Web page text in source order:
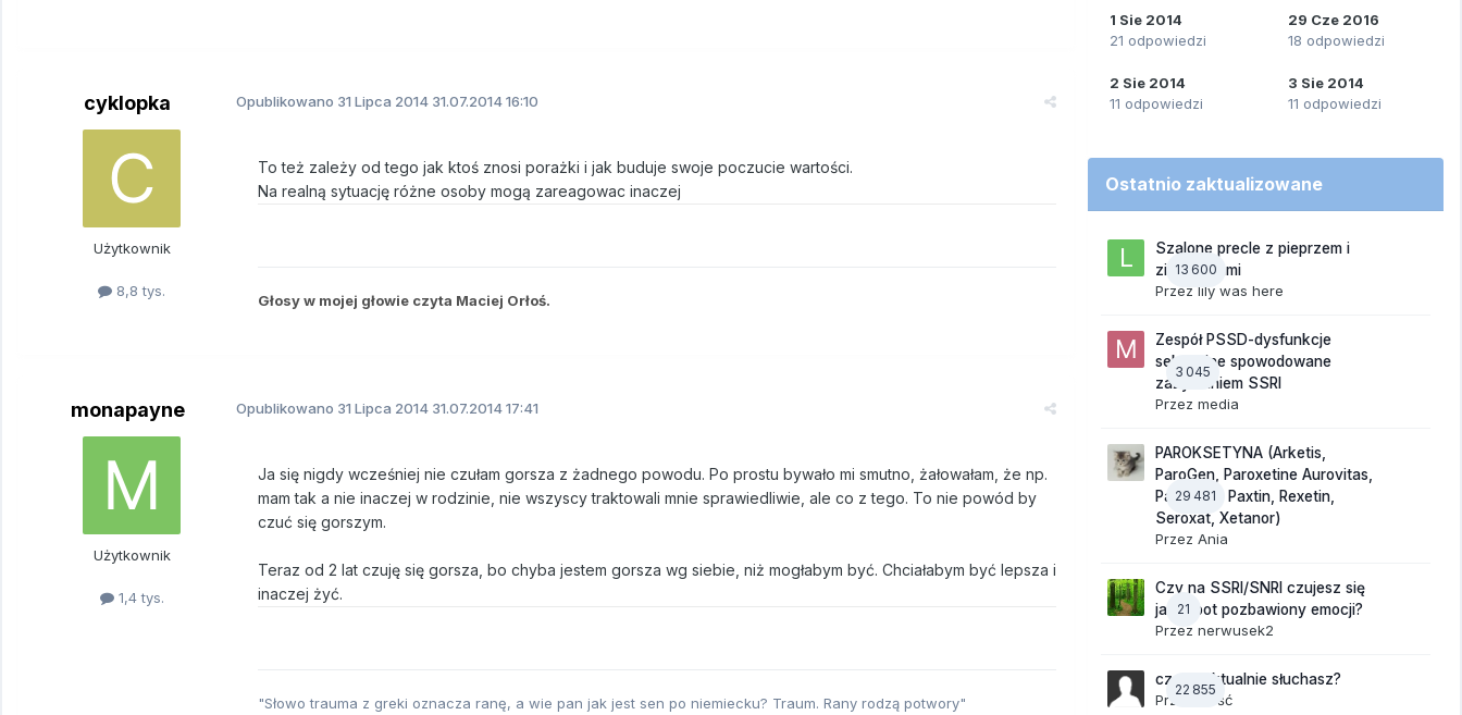
cyklopka
Użytkownik
8,8 tys.
Opublikowano 31 Lipca 2014 31.07.2014 16:10
To też zależy od tego jak ktoś znosi porażki i jak buduje swoje poczucie wartości.
Na realną sytuację różne osoby mogą zareagowac inaczej
Głosy w mojej głowie czyta Maciej Orłoś.
monapayne
Użytkownik
1,4 tys.
Opublikowano 31 Lipca 2014 31.07.2014 17:41
Ja się nigdy wcześniej nie czułam gorsza z żadnego powodu. Po prostu bywało mi smutno, żałowałam, że np.
mam tak a nie inaczej w rodzinie, nie wszyscy traktowali mnie sprawiedliwie, ale co z tego. To nie powód by
czuć się gorszym.
Teraz od 2 lat czuję się gorsza, bo chyba jestem gorsza wg siebie, niż mogłabym być. Chciałabym być lepsza i
inaczej żyć.
"Słowo trauma z greki oznacza ranę, a wie pan jak jest sen po niemiecku? Traum. Rany rodzą potwory"
1 Sie 2014
21 odpowiedzi
29 Cze 2016
18 odpowiedzi
2 Sie 2014
11 odpowiedzi
3 Sie 2014
11 odpowiedzi
Ostatnio zaktualizowane
13 600
Szalone precle z pieprzem i
ziemniakami
Przez lily was here
3 045
Zespół PSSD-dysfunkcje
seksualne spowodowane
zażywaniem SSRI
Przez media
29 481
PAROKSETYNA (Arketis,
ParoGen, Paroxetine Aurovitas,
Paroxinor, Paxtin, Rexetin,
Seroxat, Xetanor)
Przez Ania
21
Czy na SSRI/SNRI czujesz się
jak robot pozbawiony emocji?
Przez nerwusek2
22 855
czego aktualnie słuchasz?
Przez Gość